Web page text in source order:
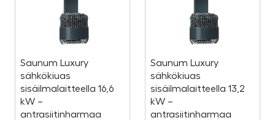
Saunum Luxury
sähkökiuas
sisäilmalaitteella 16,6
kW –
antrasiitinharmaa
Saunum Luxury
sähkökiuas
sisäilmalaitteella 13,2
kW –
antrasiitinharmaa